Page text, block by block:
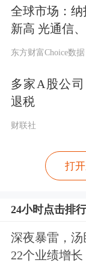
鑫科技是
布局最全
全球市场：纳
新高 光通信
东方财富Choice数据
多家A股公
退税
财联社
打
24小时点击排行
深夜暴雷，汤
22个业绩增长